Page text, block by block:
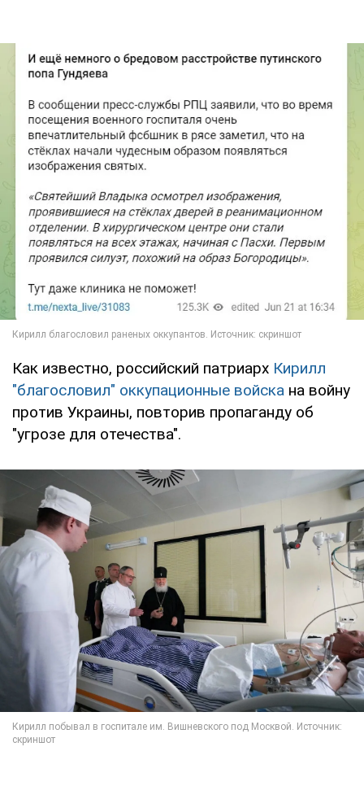
Как известно, российский патриарх Кирилл
"благословил" оккупационные войска на войну
против Украины, повторив пропаганду об
"угрозе для отечества".